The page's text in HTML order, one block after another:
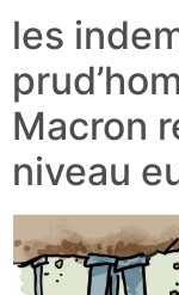
les
Macron
niveau